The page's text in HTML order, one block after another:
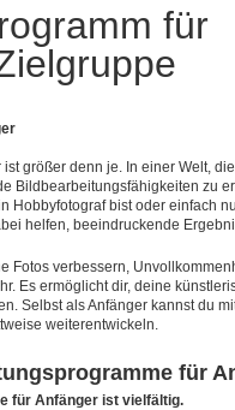
für
größer denn je. In einer Welt,
Bildbearbeitungsfähigkeiten zu
Hobbyfotograf bist oder einfach
helfen, beeindruckende
Fotos verbessern,
Es ermöglicht dir, deine
Selbst als Anfänger kannst du
weiterentwickeln.
für
für Anfänger ist vielfältig.